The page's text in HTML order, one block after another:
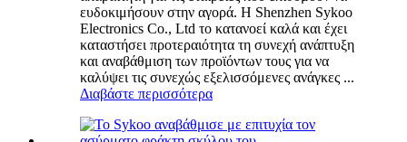
ευδοκιμήσουν στην αγορά. Η Shenzhen Sykoo
Electronics Co., Ltd το κατανοεί καλά και έχει
καταστήσει προτεραιότητα τη συνεχή ανάπτυξη
και αναβάθμιση των προϊόντων τους για να
καλύψει τις συνεχώς εξελισσόμενες ανάγκες ...
Διαβάστε περισσότερα